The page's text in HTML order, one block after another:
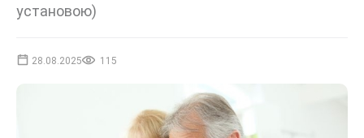
установою)
28.08.2025 115